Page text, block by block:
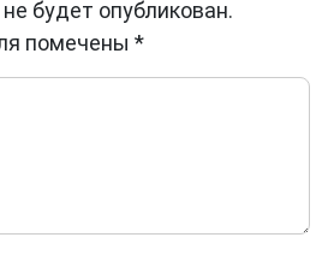
будет опубликован.
помечены *